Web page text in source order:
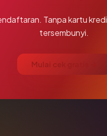
Tanpa kartu
tersembunyi.
Mulai cek gratis →